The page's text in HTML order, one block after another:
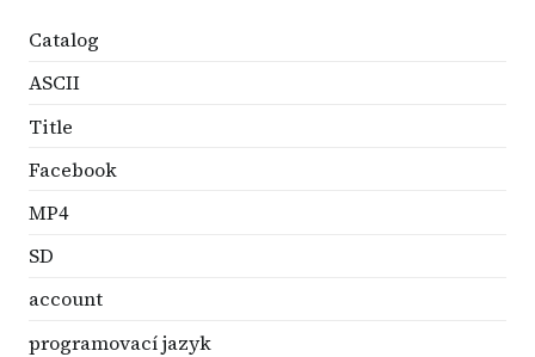
Catalog
ASCII
Title
Facebook
MP4
SD
account
programovací jazyk